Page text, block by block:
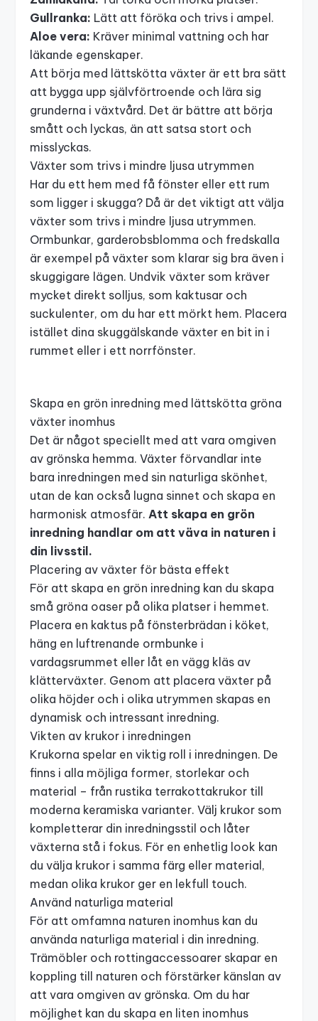
Gullranka: Lätt att föröka och trivs i ampel.
Aloe vera: Kräver minimal vattning och har
läkande egenskaper.
Att börja med lättskötta växter är ett bra sätt
att bygga upp självförtroende och lära sig
grunderna i växtvård. Det är bättre att börja
smått och lyckas, än att satsa stort och
misslyckas.
Växter som trivs i mindre ljusa utrymmen
Har du ett hem med få fönster eller ett rum
som ligger i skugga? Då är det viktigt att välja
växter som trivs i mindre ljusa utrymmen.
Ormbunkar, garderobsblomma och fredskalla
är exempel på växter som klarar sig bra även i
skuggigare lägen. Undvik växter som kräver
mycket direkt solljus, som kaktusar och
suckulenter, om du har ett mörkt hem. Placera
istället dina skuggälskande växter en bit in i
rummet eller i ett norrfönster.
Skapa en grön inredning med lättskötta gröna
växter inomhus
Det är något speciellt med att vara omgiven
av grönska hemma. Växter förvandlar inte
bara inredningen med sin naturliga skönhet,
utan de kan också lugna sinnet och skapa en
harmonisk atmosfär. Att skapa en grön
inredning handlar om att väva in naturen i
din livsstil.
Placering av växter för bästa effekt
För att skapa en grön inredning kan du skapa
små gröna oaser på olika platser i hemmet.
Placera en kaktus på fönsterbrädan i köket,
häng en luftrenande ormbunke i
vardagsrummet eller låt en vägg kläs av
klätterväxter. Genom att placera växter på
olika höjder och i olika utrymmen skapas en
dynamisk och intressant inredning.
Vikten av krukor i inredningen
Krukorna spelar en viktig roll i inredningen. De
finns i alla möjliga former, storlekar och
material – från rustika terrakottakrukor till
moderna keramiska varianter. Välj krukor som
kompletterar din inredningsstil och låter
växterna stå i fokus. För en enhetlig look kan
du välja krukor i samma färg eller material,
medan olika krukor ger en lekfull touch.
Använd naturliga material
För att omfamna naturen inomhus kan du
använda naturliga material i din inredning.
Trämöbler och rottingaccessoarer skapar en
koppling till naturen och förstärker känslan av
att vara omgiven av grönska. Om du har
möjlighet kan du skapa en liten inomhus